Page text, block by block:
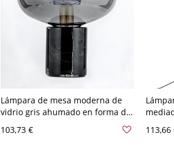
Lámpara de mesa moderna de
vidrio gris ahumado en forma de
ancho y base de mármol
103,73 € 113,66